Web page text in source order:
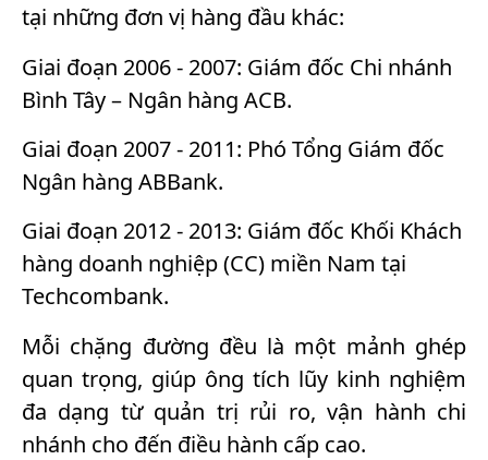
tại những đơn vị hàng đầu khác:
Giai đoạn 2006 - 2007: Giám đốc Chi nhánh
Bình Tây – Ngân hàng ACB.
Giai đoạn 2007 - 2011: Phó Tổng Giám đốc
Ngân hàng ABBank.
Giai đoạn 2012 - 2013: Giám đốc Khối Khách
hàng doanh nghiệp (CC) miền Nam tại
Techcombank.
Mỗi chặng đường đều là một mảnh ghép
quan trọng, giúp ông tích lũy kinh nghiệm
đa dạng từ quản trị rủi ro, vận hành chi
nhánh cho đến điều hành cấp cao.